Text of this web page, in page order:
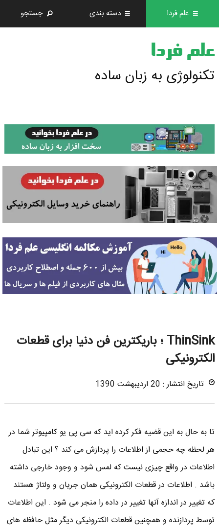
علم فردا دسته بندی جستجو
علم فردا
تکنولوژی به زبان ساده
ThinSink ؛ باریکترین فن دنیا برای قطعات
الکترونیکی
تاریخ انتشار : 20 اردیبهشت 1390
تا به حال به این قضیه فکر کرده اید که سی پی یو کامپیوترشما در
هر لحظه چه حجمی از اطلاعات را پردازش می کند ؟ این تبادل
اطلاعات در واقع چیزی نیست که لمس شود و وجود خارجی داشته
باشد . اطلاعات در قطعات الکترونیکی همان جریان و ولتاژ هستند
که تغییر در اندازه آنها تغییر در داده را منجر می شود . این اطلاعات
توسط پردازنده و همچنین قطعات الکترونیکی دیگر مثل حافظه های